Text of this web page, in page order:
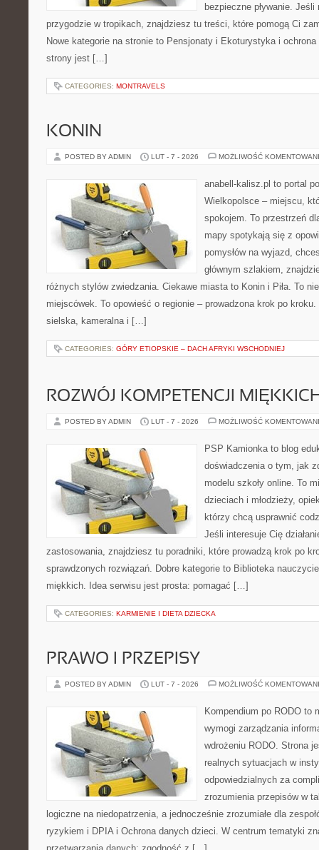
bezpieczne pływanie.
przygodzie w tropikach, znajdziesz tu treści, które pomogą Ci
Nowe kategorie na stronie to Pensjonaty i Ekoturystyka i ochrona
strony jest […]
CATEGORIES: MONTRAVELS
KONIN
POSTED BY ADMIN LUT - 7 - 2026 MOŻLIWOŚĆ
anabell-kalisz.pl to portal
Wielkopolsce – miejscu,
spokojem. To przestrzeń
mapy spotykają się z
pomysłów na wyjazd,
głównym szlakiem,
różnych stylów zwiedzania. Ciekawe miasta to Konin i Piła. To
miejscówek. To opowieść o regionie – prowadzona krok po
sielska, kameralna i […]
CATEGORIES: GÓRY ETIOPSKIE – DACH AFRYKI WSCHODNIEJ
ROZWÓJ KOMPETENCJI
POSTED BY ADMIN LUT - 7 - 2026 MOŻLIWOŚĆ
PSP Kamionka to blog
doświadczenia o tym, jak
modelu szkoły online. To
dzieciach i młodzieży,
którzy chcą usprawnić
Jeśli interesuje Cię
zastosowania, znajdziesz tu poradniki, które prowadzą krok po
sprawdzonych rozwiązań. Dobre kategorie to Biblioteka
miękkich. Idea serwisu jest prosta: pomagać […]
CATEGORIES: KARMIENIE I DIETA DZIECKA
PRAWO I PRZEPISY
POSTED BY ADMIN LUT - 7 - 2026 MOŻLIWOŚĆ
Kompendium po RODO to
wymogi zarządzania
wdrożeniu RODO. Strona
realnych sytuacjach w
odpowiedzialnych za
zrozumienia przepisów w
logiczne na niedopatrzenia, a jednocześnie zrozumiałe dla
ryzykiem i DPIA i Ochrona danych dzieci. W centrum tematyki